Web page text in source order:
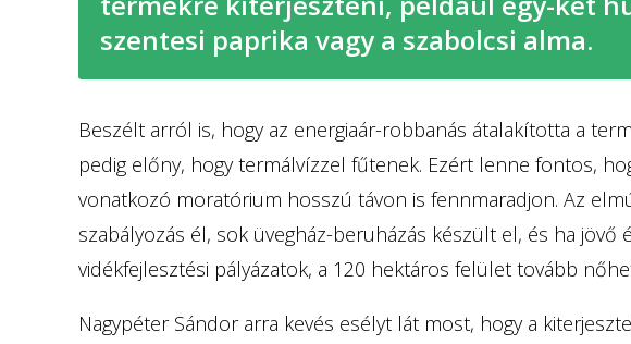
szentesi paprika vagy a szabolcsi alma.
Beszélt arról is, hogy az energiaár-robbanás átalakította a
pedig előny, hogy termálvízzel fűtenek. Ezért lenne fontos,
vonatkozó moratórium hosszú távon is fennmaradjon. Az
szabályozás él, sok üvegház-beruházás készült el, és ha jövő
vidékfejlesztési pályázatok, a 120 hektáros felület tovább
Nagypéter Sándor arra kevés esélyt lát most, hogy a